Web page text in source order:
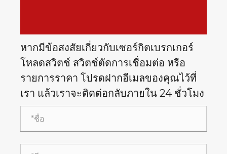
หากมีข้อสงสัยเกี่ยวกับเซอร์กิตเบรกเกอร์
โหลดสวิตช์ สวิตช์ตัดการเชื่อมต่อ หรือ
รายการราคา โปรดฝากอีเมลของคุณไว้ที่
เรา แล้วเราจะติดต่อกลับภายใน 24 ชั่วโมง